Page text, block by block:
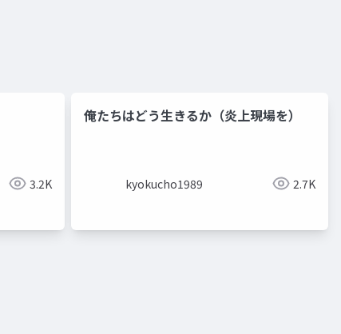
3.2K
俺たちはどう生きるか（炎上現場を）
kyokucho1989 2.7K